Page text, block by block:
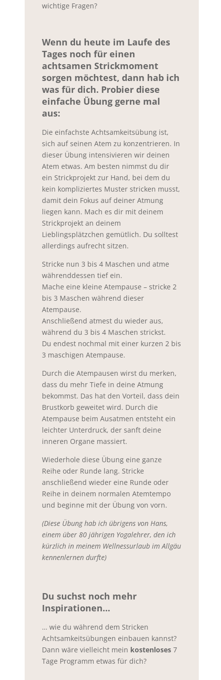
wichtige Fragen?
Wenn du heute im Laufe des
Tages noch für einen
achtsamen Strickmoment
sorgen möchtest, dann hab ich
was für dich. Probier diese
einfache Übung gerne mal
aus:
Die einfachste Achtsamkeitsübung ist,
sich auf seinen Atem zu konzentrieren. In
dieser Übung intensivieren wir deinen
Atem etwas. Am besten nimmst du dir
ein Strickprojekt zur Hand, bei dem du
kein kompliziertes Muster stricken musst,
damit dein Fokus auf deiner Atmung
liegen kann. Mach es dir mit deinem
Strickprojekt an deinem
Lieblingsplätzchen gemütlich. Du solltest
allerdings aufrecht sitzen.
Stricke nun 3 bis 4 Maschen und atme
währenddessen tief ein.
Mache eine kleine Atempause – stricke 2
bis 3 Maschen während dieser
Atempause.
Anschließend atmest du wieder aus,
während du 3 bis 4 Maschen strickst.
Du endest nochmal mit einer kurzen 2 bis
3 maschigen Atempause.
Durch die Atempausen wirst du merken,
dass du mehr Tiefe in deine Atmung
bekommst. Das hat den Vorteil, dass dein
Brustkorb geweitet wird. Durch die
Atempause beim Ausatmen entsteht ein
leichter Unterdruck, der sanft deine
inneren Organe massiert.
Wiederhole diese Übung eine ganze
Reihe oder Runde lang. Stricke
anschließend wieder eine Runde oder
Reihe in deinem normalen Atemtempo
und beginne mit der Übung von vorn.
(Diese Übung hab ich übrigens von Hans,
einem über 80 jährigen Yogalehrer, den ich
kürzlich in meinem Wellnessurlaub im Allgäu
kennenlernen durfte)
Du suchst noch mehr
Inspirationen…
… wie du während dem Stricken
Achtsamkeitsübungen einbauen kannst?
Dann wäre vielleicht mein kostenloses 7
Tage Programm etwas für dich?